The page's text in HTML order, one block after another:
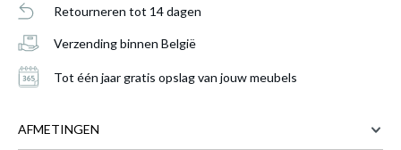
Retourneren tot 14 dagen
Verzending binnen België
Tot één jaar gratis opslag van jouw meubels
AFMETINGEN